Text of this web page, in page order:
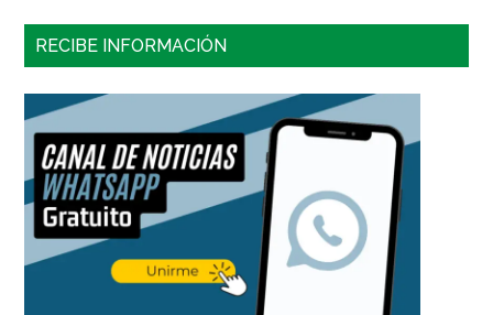
RECIBE INFORMACIÓN